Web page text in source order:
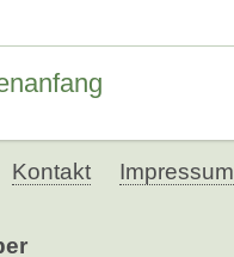
Kontakt Impressum